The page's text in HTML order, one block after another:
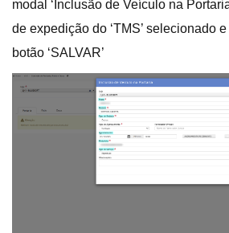
modal ‘Inclusão de Veículo na
de expedição do ‘TMS’ selecionado
botão ‘SALVAR’